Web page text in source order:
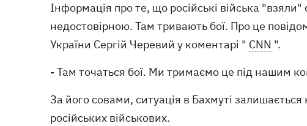
Інформація про те, що російські війська
недостовірною. Там тривають бої. Про це
України Сергій Черевий у коментарі " CNN ".
- Там точаться бої. Ми тримаємо це під нашим
За його совами, ситуація в Бахмуті
російських військових.